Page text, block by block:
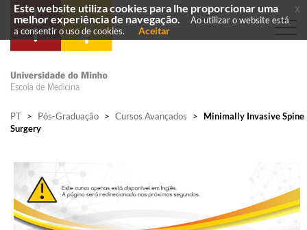
PT > Pós-Graduação > Cursos Avançados >
Minimally Invasive Spine
Surgery
Este website utiliza cookies para lhe proporcionar uma
melhor experiência de navegação.
Ao utilizar o website está
a consentir o uso de cookies.
Aceitar
x